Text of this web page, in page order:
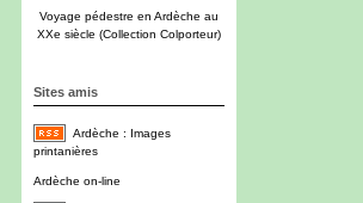
Voyage pédestre en Ardèche au
XXe siècle (Collection Colporteur)
Sites amis
Ardèche : Images
printanières
Ardèche on-line